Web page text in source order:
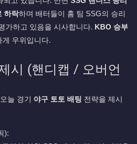
하락하며 배터들이 홈 팀 SSG의 승리
가하고 있음을 시사합니다. KBO 승부
우위입니다.
시 (핸디캡 / 오버언
늘 경기 야구 토토 배팅 전략을 제시
):